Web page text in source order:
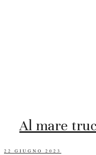
Al mare
POSTED
22 GIUGNO 2023